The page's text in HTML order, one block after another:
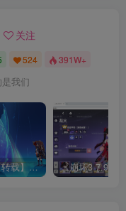
关注
524 391W+
我们
[一键安装] 【转载】原神3.4真端服务端+源码+配套客户端+详尽说明+GM工具+源码说明文件